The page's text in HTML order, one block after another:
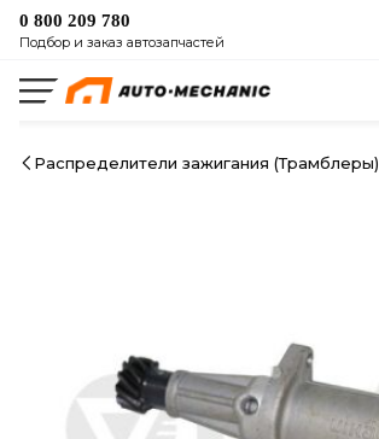
0 800 209 780
Подбор и заказ автозапчастей
Распределители зажигания (Трамблеры)